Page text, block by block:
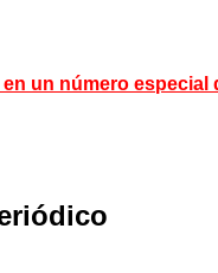
un número especial